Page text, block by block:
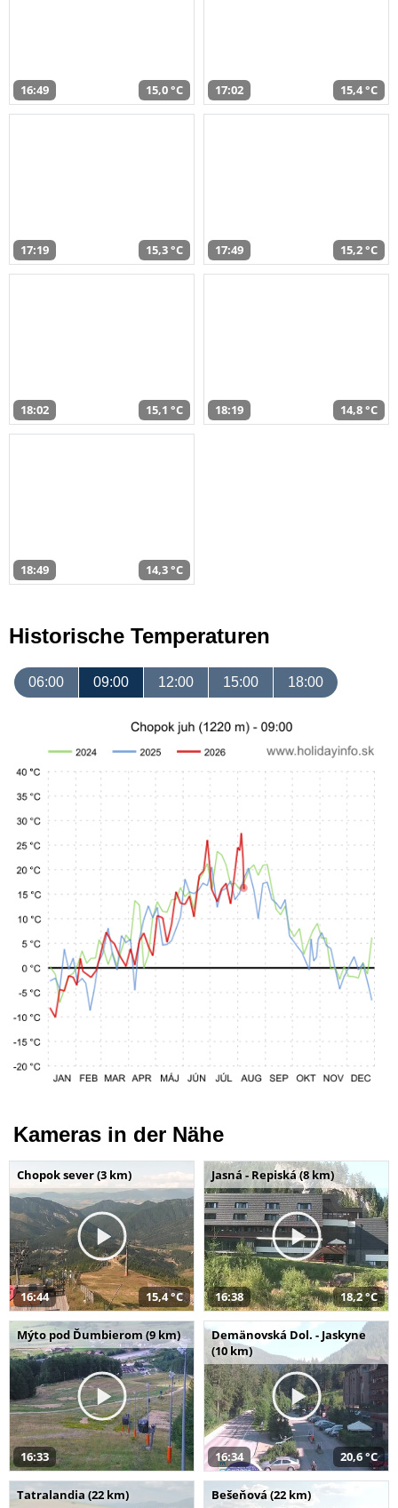
16:49 15,0 °C 17:02 15,4 °C
17:19 15,3 °C 17:49 15,2 °C
18:02 15,1 °C 18:19 14,8 °C
18:49 14,3 °C
Historische Temperaturen
06:00 09:00 12:00 15:00 18:00
Kameras in der Nähe
Chopok sever (3 km)
16:44 15,4 °C
Jasná - Repiská (8 km)
16:38 18,2 °C
Mýto pod Ďumbierom (9 km)
16:33
Demänovská Dol. - Jaskyne
(10 km)
16:34 20,6 °C
Tatralandia (22 km) Bešeňová (22 km)